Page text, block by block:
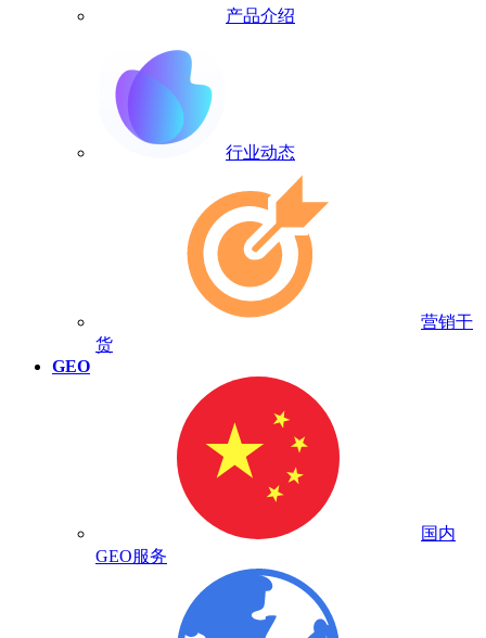
产品介绍
行业动态
营销干
货
GEO
国内
GEO服务